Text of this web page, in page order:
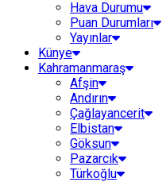
Hava Durumu
Puan Durumları
Yayınlar
Künye
Kahramanmaraş
Afşin
Andırın
Çağlayancerit
Elbistan
Göksun
Pazarcık
Türkoğlu